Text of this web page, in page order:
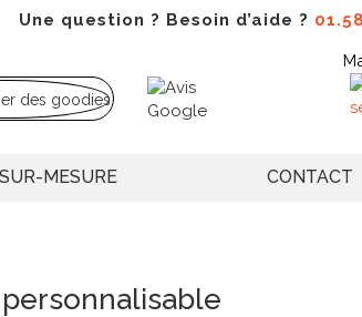
Une question ? Besoin d’aide ?
SUR-MESURE CONTACT